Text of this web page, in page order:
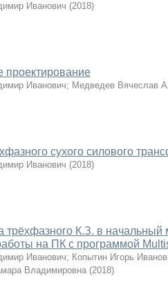
Иванович (2018)
проектирование
Иванович; Медведев Вячеслав
сухого силового
Иванович (2018)
трёхфазного К.З. в
на ПК с программой
Иванович; Копытин Игорь
Владимировна (2018)